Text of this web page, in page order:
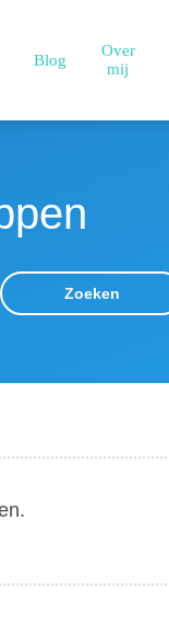
Blog
Over
mij
Zoeken